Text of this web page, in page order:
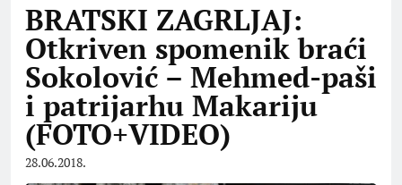
BRATSKI ZAGRLJAJ:
Otkriven spomenik braći
Sokolović – Mehmed-paši
i patrijarhu Makariju
(FOTO+VIDEO)
28.06.2018.